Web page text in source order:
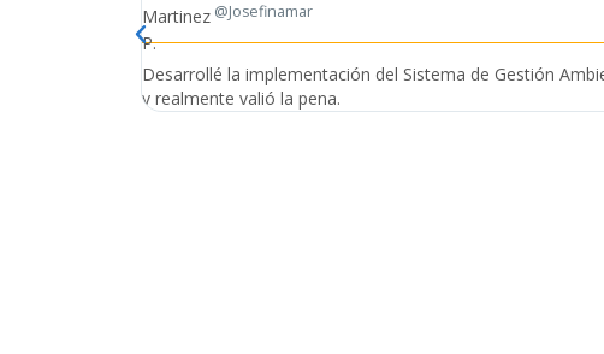
@Josefinamar
Desarrollé la implementación del Sistema de Gestión
y realmente valió la pena.